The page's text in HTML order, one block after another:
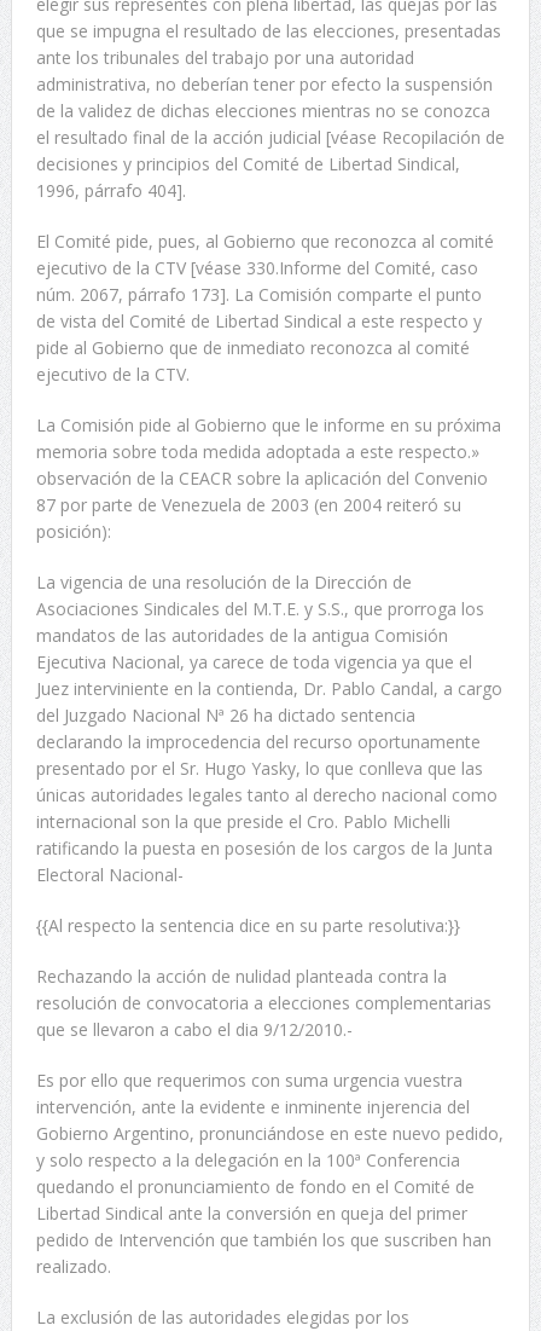
que se impugna el resultado de las elecciones, presentadas
ante los tribunales del trabajo por una autoridad
administrativa, no deberían tener por efecto la suspensión
de la validez de dichas elecciones mientras no se conozca
el resultado final de la acción judicial [véase Recopilación de
decisiones y principios del Comité de Libertad Sindical,
1996, párrafo 404].
El Comité pide, pues, al Gobierno que reconozca al comité
ejecutivo de la CTV [véase 330.Informe del Comité, caso
núm. 2067, párrafo 173]. La Comisión comparte el punto
de vista del Comité de Libertad Sindical a este respecto y
pide al Gobierno que de inmediato reconozca al comité
ejecutivo de la CTV.
La Comisión pide al Gobierno que le informe en su próxima
memoria sobre toda medida adoptada a este respecto.»
observación de la CEACR sobre la aplicación del Convenio
87 por parte de Venezuela de 2003 (en 2004 reiteró su
posición):
La vigencia de una resolución de la Dirección de
Asociaciones Sindicales del M.T.E. y S.S., que prorroga los
mandatos de las autoridades de la antigua Comisión
Ejecutiva Nacional, ya carece de toda vigencia ya que el
Juez interviniente en la contienda, Dr. Pablo Candal, a cargo
del Juzgado Nacional Nª 26 ha dictado sentencia
declarando la improcedencia del recurso oportunamente
presentado por el Sr. Hugo Yasky, lo que conlleva que las
únicas autoridades legales tanto al derecho nacional como
internacional son la que preside el Cro. Pablo Michelli
ratificando la puesta en posesión de los cargos de la Junta
Electoral Nacional-
{{Al respecto la sentencia dice en su parte resolutiva:}}
Rechazando la acción de nulidad planteada contra la
resolución de convocatoria a elecciones complementarias
que se llevaron a cabo el dia 9/12/2010.-
Es por ello que requerimos con suma urgencia vuestra
intervención, ante la evidente e inminente injerencia del
Gobierno Argentino, pronunciándose en este nuevo pedido,
y solo respecto a la delegación en la 100ª Conferencia
quedando el pronunciamiento de fondo en el Comité de
Libertad Sindical ante la conversión en queja del primer
pedido de Intervención que también los que suscriben han
realizado.
La exclusión de las autoridades elegidas por los